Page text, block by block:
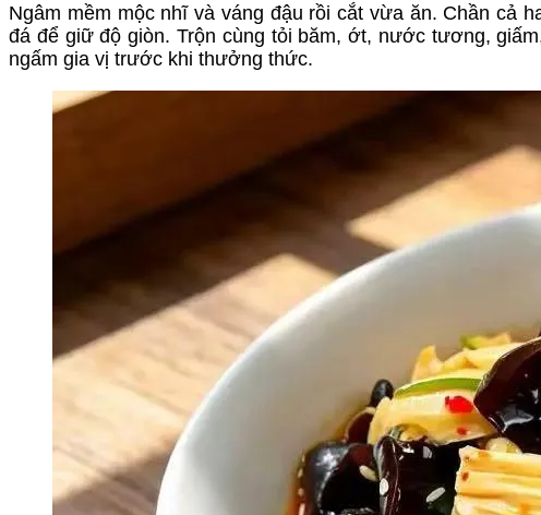
Ngâm mềm mộc nhĩ và váng đậu rồi cắt vừa ăn. Chần cả
đá để giữ độ giòn. Trộn cùng tỏi băm, ớt, nước tương,
ngấm gia vị trước khi thưởng thức.